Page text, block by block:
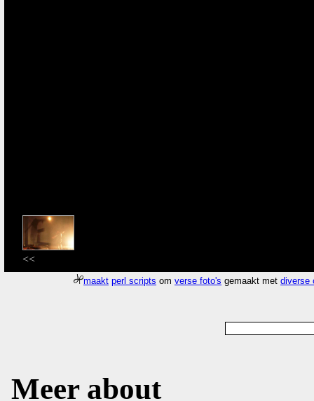
<<
maakt perl scripts omverse foto's gemaakt metdiverse
Meer about